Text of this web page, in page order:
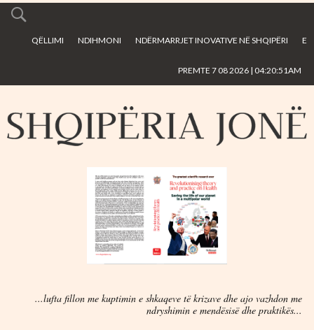
main
QËLLIMI NDIHMONI NDËRMARRJET INOVATIVE NË SHQIPËRI E
PREMTE 7 08 2026 | 04:20:51AM
...lufta fillon me kuptimin e shkaqeve të krizave dhe ajo vazhdon me
ndryshimin e mendësisë dhe praktikës...